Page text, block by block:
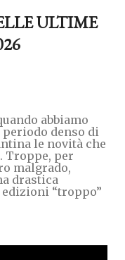
ULTIME
abbiamo
denso di
le novità che
Troppe, per
malgrado,
drastica
“troppo”